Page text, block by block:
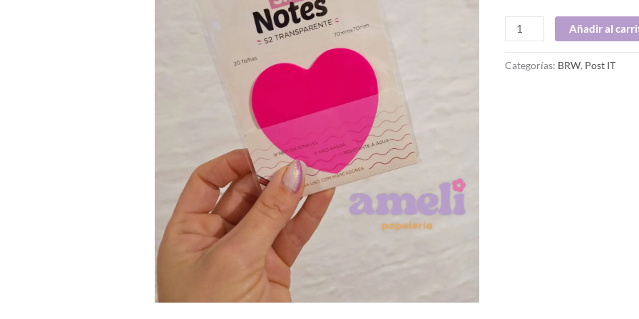
Añadir al
Categorías: BRW, Post IT